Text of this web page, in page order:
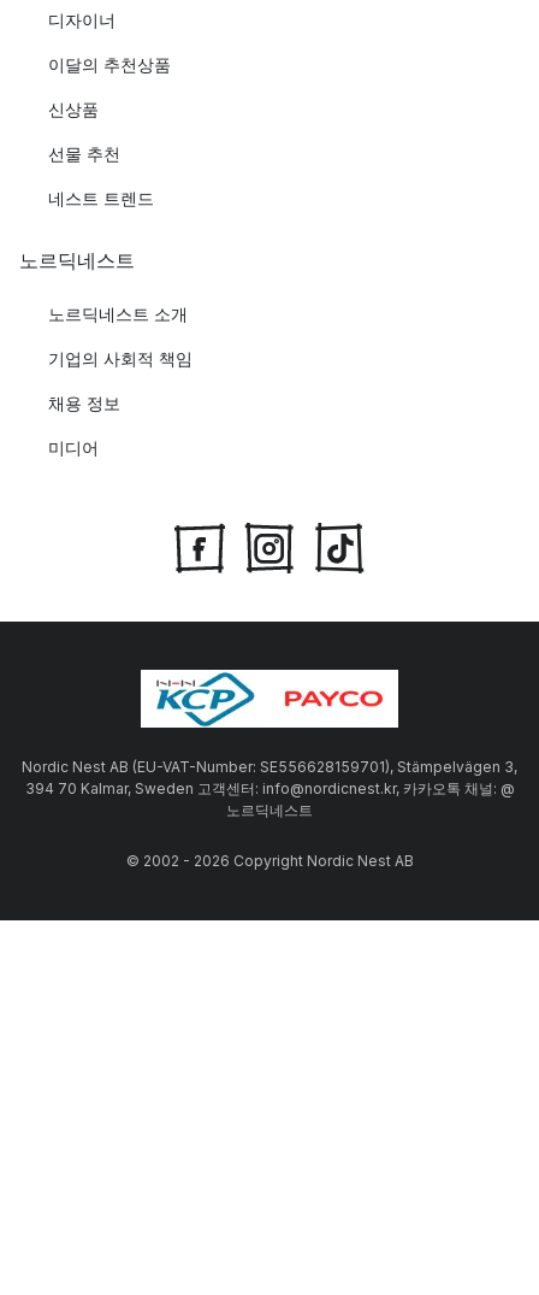
디자이너
이달의 추천상품
신상품
선물 추천
네스트 트렌드
노르딕네스트
노르딕네스트 소개
기업의 사회적 책임
채용 정보
미디어
Nordic Nest AB (EU-VAT-Number: SE556628159701), Stämpelvägen 3,
394 70 Kalmar, Sweden 고객센터: info@nordicnest.kr, 카카오톡 채널: @
노르딕네스트
© 2002 - 2026 Copyright Nordic Nest AB